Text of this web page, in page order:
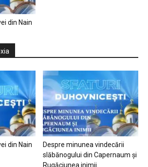
din Nain
din Nain
Despre minunea vindecării
slăbănogului din Capernaum și
Rugăciunea inimii